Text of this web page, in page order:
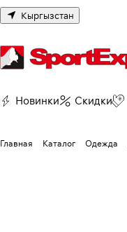
Кыргызстан
Новинки Скидки
Главная Каталог Одежда